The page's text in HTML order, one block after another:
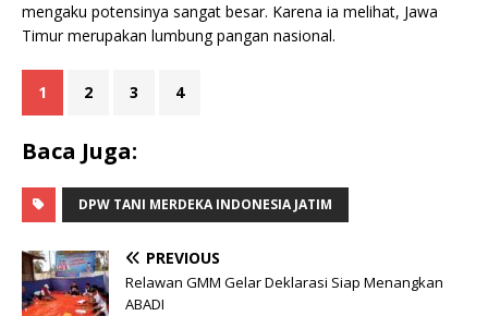
mengaku potensinya sangat besar. Karena ia melihat, Jawa
Timur merupakan lumbung pangan nasional.
1 2 3 4
Baca Juga:
DPW TANI MERDEKA INDONESIA JATIM
PREVIOUS
Relawan GMM Gelar Deklarasi Siap Menangkan
ABADI